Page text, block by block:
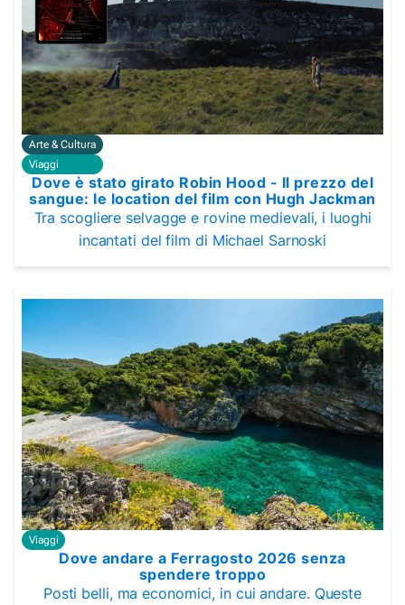
Arte & Cultura
Viaggi
Dove è stato girato Robin Hood - Il prezzo del
sangue: le location del film con Hugh Jackman
Tra scogliere selvagge e rovine medievali, i luoghi
incantati del film di Michael Sarnoski
Viaggi
Dove andare a Ferragosto 2026 senza
spendere troppo
Posti belli, ma economici, in cui andare. Queste